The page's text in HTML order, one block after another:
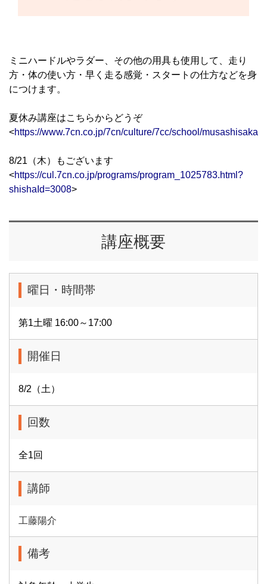
ミニハードルやラダー、その他の用具も使用して、走り
方・体の使い方・早く走る感覚・スタートの仕方などを身
につけます。
夏休み講座はこちらからどうぞ
<https://www.7cn.co.jp/7cn/culture/7cc/school/
8/21（木）もございます
<https://cul.7cn.co.jp/programs/program_1025783.html?
shishaId=3008>
講座概要
曜日・時間帯
第1土曜 16:00～17:00
開催日
8/2（土）
回数
全1回
講師
工藤陽介
備考